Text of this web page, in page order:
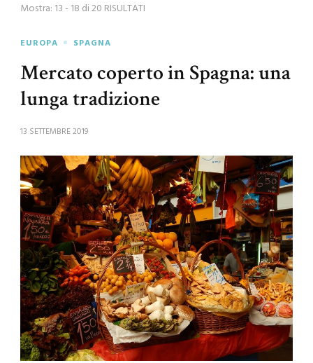
Mostra: 13 - 18 di 20 RISULTATI
EUROPA SPAGNA
Mercato coperto in Spagna: una
lunga tradizione
13 SETTEMBRE 2019